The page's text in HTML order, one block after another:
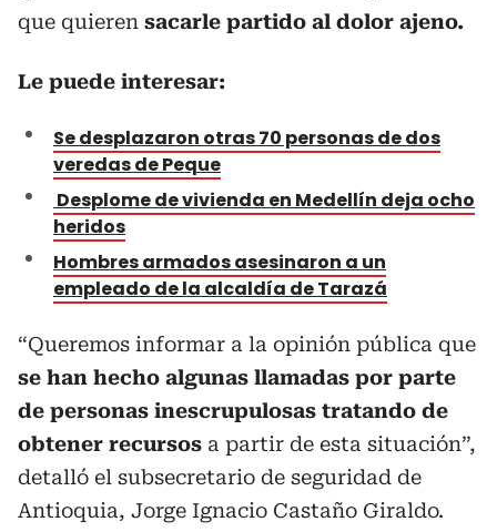
que quieren sacarle partido al dolor ajeno.
Le puede interesar:
Se desplazaron otras 70 personas de dos
veredas de Peque
Desplome de vivienda en Medellín deja ocho
heridos
Hombres armados asesinaron a un
empleado de la alcaldía de Tarazá
“Queremos informar a la opinión pública que
se han hecho algunas llamadas por parte
de personas inescrupulosas tratando de
obtener recursos a partir de esta situación”,
detalló el subsecretario de seguridad de
Antioquia, Jorge Ignacio Castaño Giraldo.